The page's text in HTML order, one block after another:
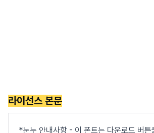
라이선스 본문
*눈누 안내사항 - 이 폰트는 다운로드 버튼